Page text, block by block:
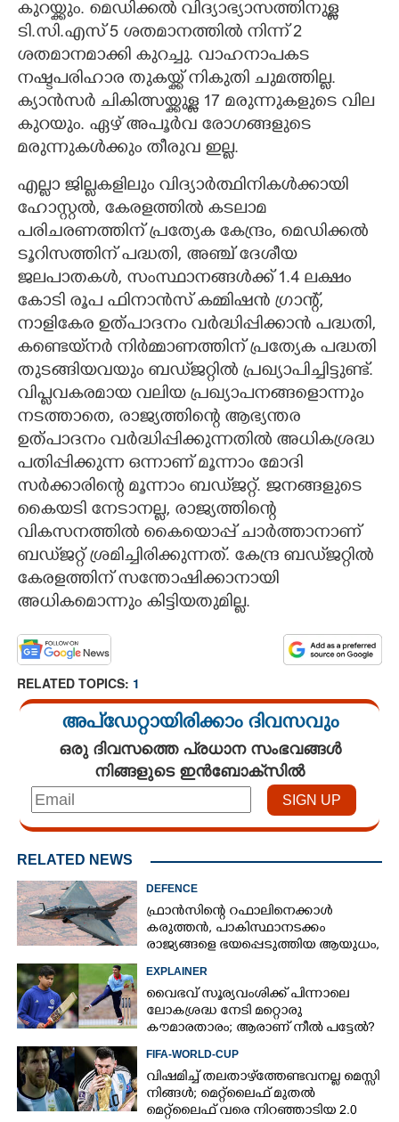
കുറയ്ക്കും. മെഡിക്കൽ വിദ്യാഭ്യാസത്തിനുള്ള
ടി.സി.എസ് 5 ശതമാനത്തിൽ നിന്ന് 2
ശതമാനമാക്കി കുറച്ചു. വാഹനാപകട
നഷ്ടപരിഹാര തുകയ്ക്ക് നികുതി ചുമത്തില്ല.
ക്യാൻസർ ചികിത്സയ്ക്കുള്ള 17 മരുന്നുകളുടെ വില
കുറയും. ഏഴ് അപൂർവ രോഗങ്ങളുടെ
മരുന്നുകൾക്കും തീരുവ ഇല്ല.
എല്ലാ ജില്ലകളിലും വിദ്യാർത്ഥിനികൾക്കായി
ഹോസ്റ്റൽ, കേരളത്തിൽ കടലാമ
പരിചരണത്തിന് പ്രത്യേക കേന്ദ്രം, മെഡിക്കൽ
ടൂറിസത്തിന് പദ്ധതി, അഞ്ച് ദേശീയ
ജലപാതകൾ, സംസ്ഥാനങ്ങൾക്ക് 1.4 ലക്ഷം
കോടി രൂപ ഫിനാൻസ് കമ്മിഷൻ ഗ്രാന്റ്,
നാളികേര ഉത്പാദനം വർദ്ധിപ്പിക്കാൻ പദ്ധതി,
കണ്ടെയ്‌നർ നിർമ്മാണത്തിന് പ്രത്യേക പദ്ധതി
തുടങ്ങിയവയും ബഡ്‌ജറ്റിൽ പ്രഖ്യാപിച്ചിട്ടുണ്ട്.
വിപ്ളവകരമായ വലിയ പ്രഖ്യാപനങ്ങളൊന്നും
നടത്താതെ, രാജ്യത്തിന്റെ ആഭ്യന്തര
ഉത്പാദനം വർദ്ധിപ്പിക്കുന്നതിൽ അധികശ്രദ്ധ
പതിപ്പിക്കുന്ന ഒന്നാണ് മൂന്നാം മോദി
സർക്കാരിന്റെ മൂന്നാം ബഡ്‌ജറ്റ്. ജനങ്ങളുടെ
കൈയടി നേടാനല്ല, രാജ്യത്തിന്റെ
വികസനത്തിൽ കൈയൊപ്പ് ചാർത്താനാണ്
ബഡ്‌ജറ്റ് ശ്രമിച്ചിരിക്കുന്നത്. കേന്ദ്ര ബഡ്‌ജറ്റിൽ
കേരളത്തിന് സന്തോഷിക്കാനായി
അധികമൊന്നും കിട്ടിയതുമില്ല.
RELATED TOPICS: 1
അപ്ഡേറ്റായിരിക്കാം ദിവസവും
ഒരു ദിവസത്തെ പ്രധാന സംഭവങ്ങൾ
നിങ്ങളുടെ ഇൻബോക്സിൽ
RELATED NEWS
DEFENCE
ഫ്രാൻസിന്റെ റഫാലിനെക്കാൾ
കരുത്തൻ,​ പാകിസ്ഥാനടക്കം
രാജ്യങ്ങളെ ഭയപ്പെടുത്തിയ ആയുധം,​
ഇന്ത്യ നിർമ്മിച്ച എണ്ണം 100ലേക്ക്
EXPLAINER
വൈഭവ് സൂര്യവംശിക്ക് പിന്നാലെ
ലോകശ്രദ്ധ നേടി മറ്റൊരു
കൗമാരതാരം; ആരാണ് നീൽ പട്ടേൽ?
FIFA-WORLD-CUP
വിഷമിച്ച് തലതാഴ്‌ത്തേണ്ടവനല്ല മെസ്സി
നിങ്ങള്‍; മെറ്റ്‌ലൈഫ് മുതല്‍
മെറ്റ്‌ലൈഫ് വരെ നിറഞ്ഞാടിയ 2.0
Share this link